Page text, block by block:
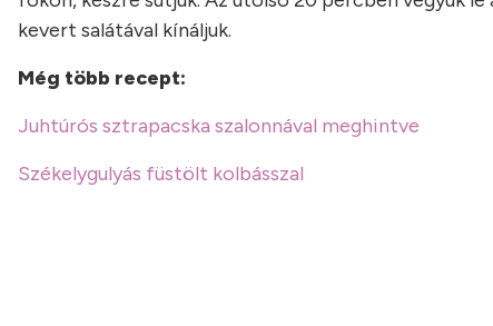
kevert salátával kínáljuk.
Még több recept:
Juhtúrós sztrapacska szalonnával meghintve
Székelygulyás füstölt kolbásszal